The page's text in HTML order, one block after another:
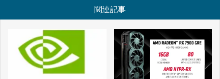
関連記事